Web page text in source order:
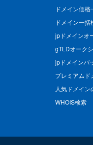
ドメイン価格
ドメイン一括
jpドメインオ
gTLDオーク
jpドメインバ
プレミアムド
人気ドメイン
WHOIS検索